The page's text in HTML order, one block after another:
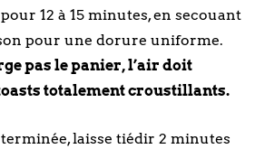
12 à 15 minutes, en secouant
pour une dorure uniforme.
pas le panier, l’air doit
totalement croustillants.
laisse tiédir 2 minutes